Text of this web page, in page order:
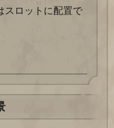
スロットに配置で